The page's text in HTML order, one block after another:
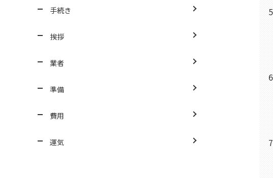
手続き
挨拶
業者
準備
費用
運気